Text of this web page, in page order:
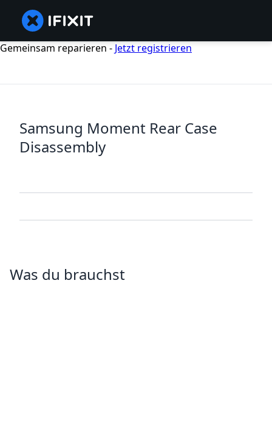
Gemeinsam reparieren - Jetzt registrieren
Samsung Moment Rear Case
Disassembly
Was du brauchst